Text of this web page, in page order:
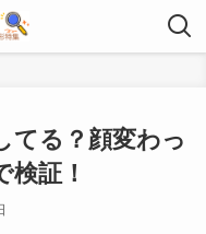
てる？顔変わっ
検証！